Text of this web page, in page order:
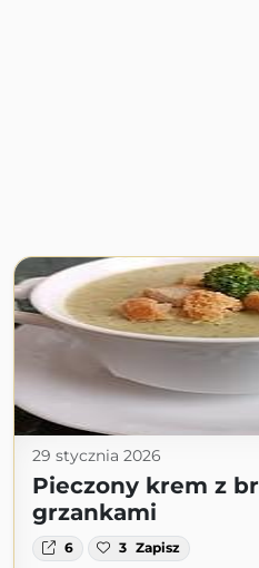
29 stycznia 2026
Pieczony krem z
grzankami
6 3 Zapisz